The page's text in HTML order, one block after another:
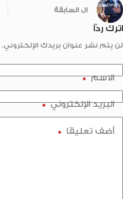
ال السابقة
اترك ردّاً
لن يتم نشر عنوان بريدك الإلكتروني.
الاسم*
البريد الإلكتروني*
أضف تعليقًا *